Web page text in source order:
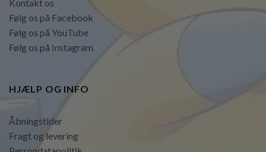
Kontakt os
Følg os på Facebook
Følg os på YouTube
Følg os på Instagram
HJÆLP OG INFO
Åbningstider
Fragt og levering